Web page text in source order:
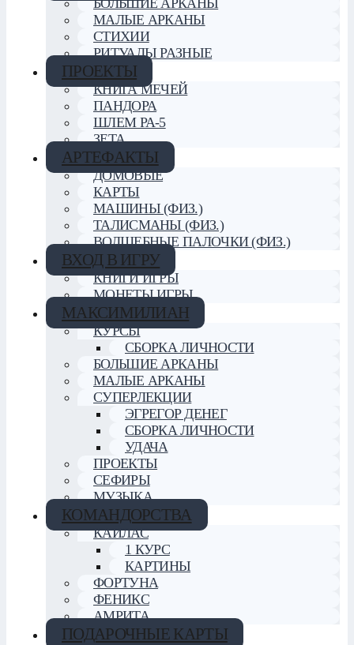
БОЛЬШИЕ АРКАНЫ
МАЛЫЕ АРКАНЫ
СТИХИИ
РИТУАЛЫ РАЗНЫЕ
ПРОЕКТЫ
КНИГА МЕЧЕЙ
ПАНДОРА
ШЛЕМ РА-5
ЗЕТА
АРТЕФАКТЫ
ДОМОВЫЕ
КАРТЫ
МАШИНЫ (ФИЗ.)
ТАЛИСМАНЫ (ФИЗ.)
ВОЛШЕБНЫЕ ПАЛОЧКИ (ФИЗ.)
ВХОД В ИГРУ
КНИГИ ИГРЫ
МОНЕТЫ ИГРЫ
МАКСИМИЛИАН
КУРСЫ
СБОРКА ЛИЧНОСТИ
БОЛЬШИЕ АРКАНЫ
МАЛЫЕ АРКАНЫ
СУПЕРЛЕКЦИИ
ЭГРЕГОР ДЕНЕГ
СБОРКА ЛИЧНОСТИ
УДАЧА
ПРОЕКТЫ
СЕФИРЫ
МУЗЫКА
КОМАНДОРСТВА
КАЙЛАС
1 КУРС
КАРТИНЫ
ФОРТУНА
ФЕНИКС
АМРИТА
ПОДАРОЧНЫЕ КАРТЫ